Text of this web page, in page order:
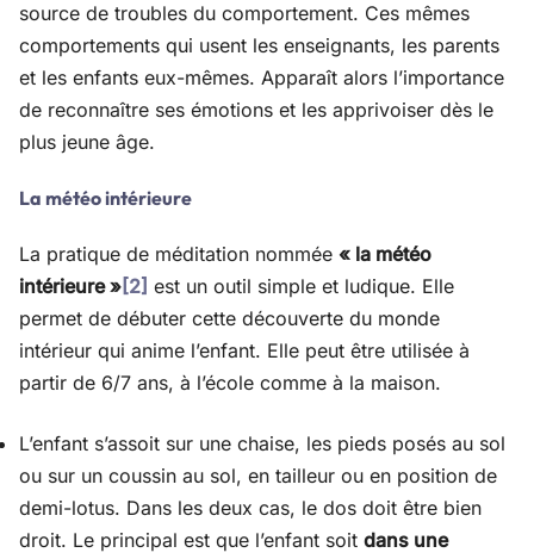
source de troubles du comportement. Ces mêmes
comportements qui usent les enseignants, les parents
et les enfants eux-mêmes. Apparaît alors l’importance
de reconnaître ses émotions et les apprivoiser dès le
plus jeune âge.
La météo intérieure
La pratique de méditation nommée « la météo
intérieure » [2] est un outil simple et ludique. Elle
permet de débuter cette découverte du monde
intérieur qui anime l’enfant. Elle peut être utilisée à
partir de 6/7 ans, à l’école comme à la maison.
L’enfant s’assoit sur une chaise, les pieds posés au sol
ou sur un coussin au sol, en tailleur ou en position de
demi-lotus. Dans les deux cas, le dos doit être bien
droit. Le principal est que l’enfant soit dans une